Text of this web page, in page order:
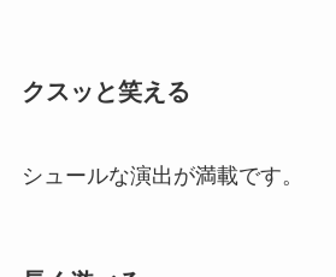
クスッと笑える
シュールな演出が満載です。